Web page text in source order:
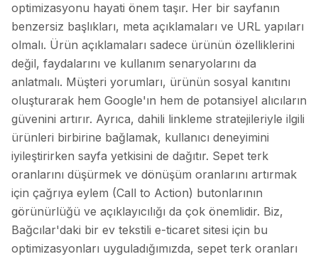
optimizasyonu hayati önem taşır. Her bir sayfanın
benzersiz başlıkları, meta açıklamaları ve URL yapıları
olmalı. Ürün açıklamaları sadece ürünün özelliklerini
değil, faydalarını ve kullanım senaryolarını da
anlatmalı. Müşteri yorumları, ürünün sosyal kanıtını
oluşturarak hem Google'ın hem de potansiyel alıcıların
güvenini artırır. Ayrıca, dahili linkleme stratejileriyle ilgili
ürünleri birbirine bağlamak, kullanıcı deneyimini
iyileştirirken sayfa yetkisini de dağıtır. Sepet terk
oranlarını düşürmek ve dönüşüm oranlarını artırmak
için çağrıya eylem (Call to Action) butonlarının
görünürlüğü ve açıklayıcılığı da çok önemlidir. Biz,
Bağcılar'daki bir ev tekstili e-ticaret sitesi için bu
optimizasyonları uyguladığımızda, sepet terk oranları